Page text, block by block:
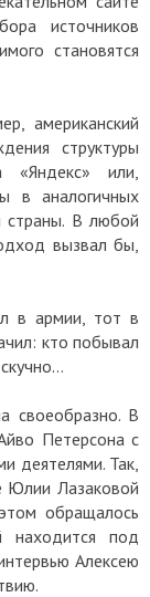
источников
становятся
американский
структуры
«Яндекс» или,
в аналогичных
страны. В любой
вызвал бы,
в армии, тот в
кто побывал
своеобразно. В
Петерсона с
деятелями. Так,
Юлии Лазаковой
обращалось
под
Алексею